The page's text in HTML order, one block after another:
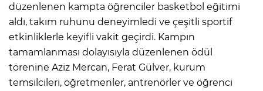
düzenlenen kampta öğrenciler basketbol eğitimi
aldı, takım ruhunu deneyimledi ve çeşitli sportif
etkinliklerle keyifli vakit geçirdi. Kampın
tamamlanması dolayısıyla düzenlenen ödül
törenine Aziz Mercan, Ferat Gülver, kurum
temsilcileri, öğretmenler, antrenörler ve öğrenci